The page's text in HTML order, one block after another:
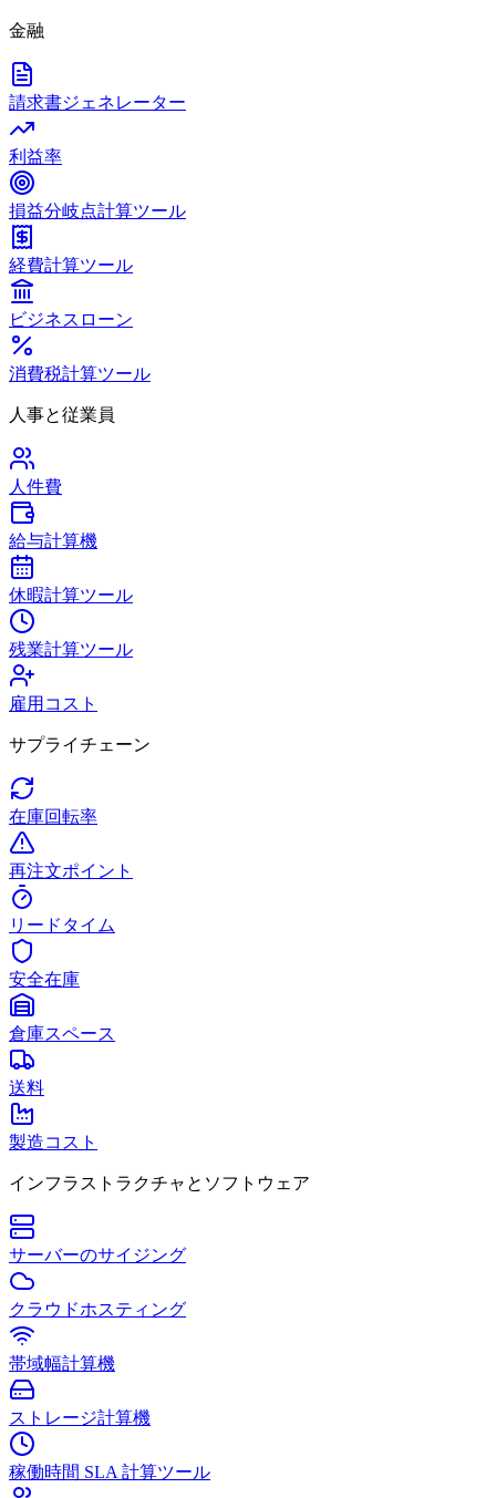
金融
請求書ジェネレーター
利益率
損益分岐点計算ツール
経費計算ツール
ビジネスローン
消費税計算ツール
人事と従業員
人件費
給与計算機
休暇計算ツール
残業計算ツール
雇用コスト
サプライチェーン
在庫回転率
再注文ポイント
リードタイム
安全在庫
倉庫スペース
送料
製造コスト
インフラストラクチャとソフトウェア
サーバーのサイジング
クラウドホスティング
帯域幅計算機
ストレージ計算機
稼働時間 SLA 計算ツール